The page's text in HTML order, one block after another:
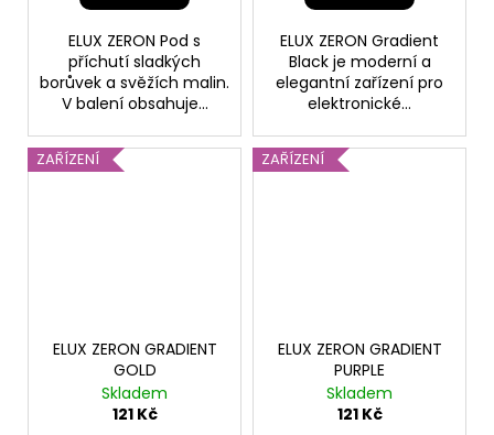
ELUX ZERON Pod s
příchutí sladkých
borůvek a svěžích malin.
V balení obsahuje...
ELUX ZERON Gradient
Black je moderní a
elegantní zařízení pro
elektronické...
ZAŘÍZENÍ
ELUX ZERON GRADIENT
GOLD
Skladem
121 Kč
ZAŘÍZENÍ
ELUX ZERON GRADIENT
PURPLE
Skladem
121 Kč